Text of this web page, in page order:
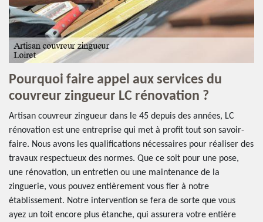
Pourquoi faire appel aux services du
couvreur zingueur LC rénovation ?
Artisan couvreur zingueur dans le 45 depuis des années, LC
rénovation est une entreprise qui met à profit tout son savoir-
faire. Nous avons les qualifications nécessaires pour réaliser des
travaux respectueux des normes. Que ce soit pour une pose,
une rénovation, un entretien ou une maintenance de la
zinguerie, vous pouvez entièrement vous fier à notre
établissement. Notre intervention se fera de sorte que vous
ayez un toit encore plus étanche, qui assurera votre entière